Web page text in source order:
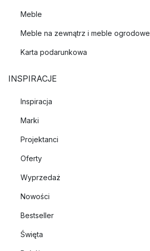
Meble
Meble na zewnątrz i meble ogrodowe
Karta podarunkowa
INSPIRACJE
Inspiracja
Marki
Projektanci
Oferty
Wyprzedaż
Nowości
Bestseller
Święta